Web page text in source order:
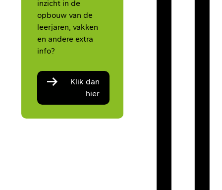
inzicht in de
opbouw van de
leerjaren, vakken
en andere extra
info?
Klik dan
hier